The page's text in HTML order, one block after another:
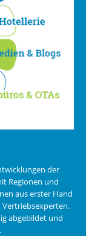
der
Regionen und
aus erster Hand
abgebildet und